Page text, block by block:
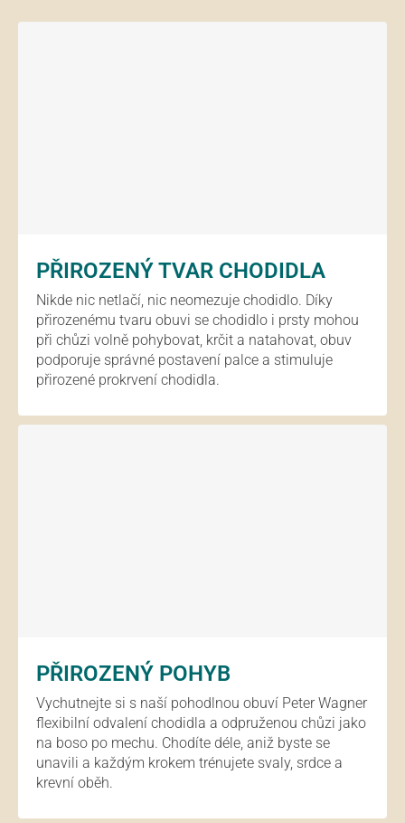
PŘIROZENÝ TVAR CHODIDLA
Nikde nic netlačí, nic neomezuje chodidlo. Díky
přirozenému tvaru obuvi se chodidlo i prsty mohou
při chůzi volně pohybovat, krčit a natahovat, obuv
podporuje správné postavení palce a stimuluje
přirozené prokrvení chodidla.
PŘIROZENÝ POHYB
Vychutnejte si s naší pohodlnou obuví Peter Wagner
flexibilní odvalení chodidla a odpruženou chůzi jako
na boso po mechu. Chodíte déle, aniž byste se
unavili a každým krokem trénujete svaly, srdce a
krevní oběh.